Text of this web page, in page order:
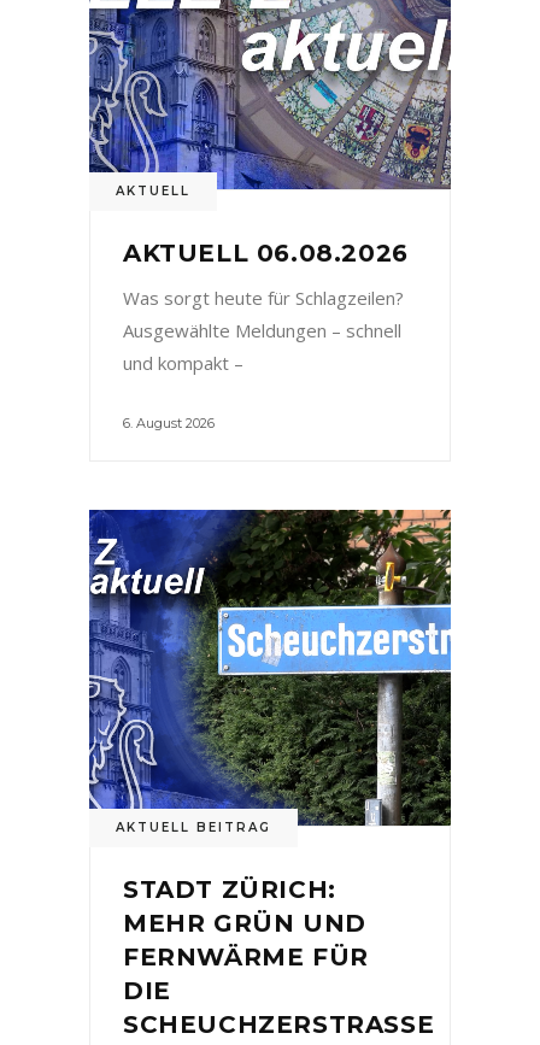
AKTUELL
AKTUELL 06.08.2026
Was sorgt heute für Schlagzeilen?
Ausgewählte Meldungen – schnell
und kompakt –
6. August 2026
AKTUELL BEITRAG
STADT ZÜRICH:
MEHR GRÜN UND
FERNWÄRME FÜR
DIE
SCHEUCHZERSTRASSE